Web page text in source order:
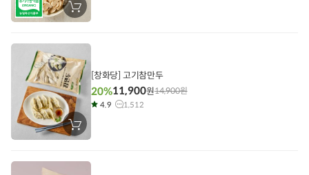
장
바
에
기
장
바
에
[창화당] 고기참만두
20%11,900원14,900원
4.9 1,512